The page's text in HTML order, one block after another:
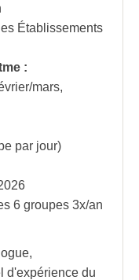
Établissements
:
mars,
par jour)
6 groupes 3x/an
d'expérience du